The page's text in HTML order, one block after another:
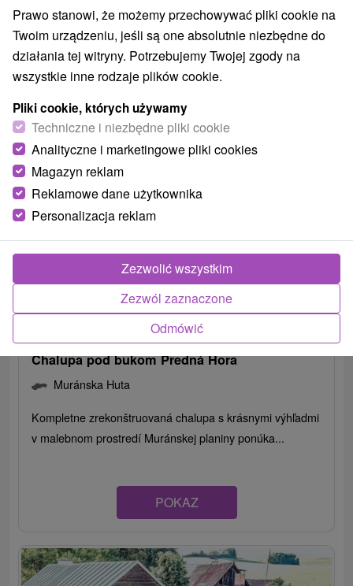
WSZYSTKO TOP - BESTSELLERY NAJTAŃSZE
Chalupa pod bukom Predná Hora
Muránska Huta
Kompletne zrekonštruovaná chalupa s krásnymi výhľadmi
v malebnom prostredí Muránskej planiny ponúka...
POKAZ
Prawo stanowi, że możemy przechowywać pliki cookie na
Twoim urządzeniu, jeśli są one absolutnie niezbędne do
działania tej witryny. Potrzebujemy Twojej zgody na
wszystkie inne rodzaje plików cookie.
Pliki cookie, których używamy
Techniczne i niezbędne pliki cookie
Analityczne i marketingowe pliki cookies
Magazyn reklam
Reklamowe dane użytkownika
Personalizacja reklam
Odmówić
Zezwól zaznaczone
Zezwolić wszystkim